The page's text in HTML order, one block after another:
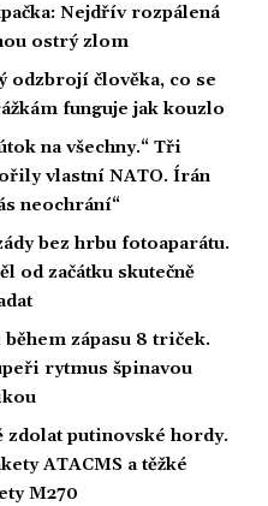
Nejdřív rozpálená
ostrý zlom
člověka, co se
funguje jak kouzlo
na všechny.“ Tři
vlastní NATO. Írán
neochrání“
bez hrbu fotoaparátu.
od začátku skutečně
zápasu 8 triček.
rytmus špinavou
putinovské hordy.
ATACMS a těžké
M270